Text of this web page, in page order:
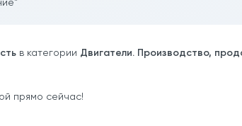
в категории Двигатели. Производство,
прямо сейчас!